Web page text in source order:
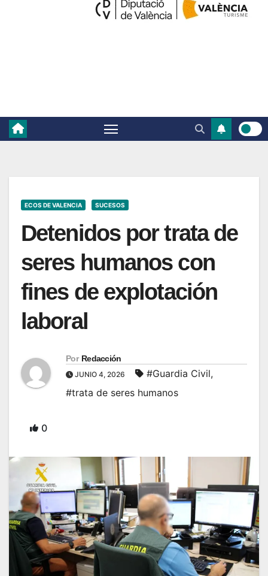
ECOS DE VALENCIA SUCESOS
Detenidos por trata de
seres humanos con
fines de explotación
laboral
Por Redacción
JUNIO 4, 2026 #Guardia Civil,
#trata de seres humanos
0